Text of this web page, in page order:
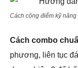
Cách cộng điểm kỹ năng
Cách combo
phương, liên tục